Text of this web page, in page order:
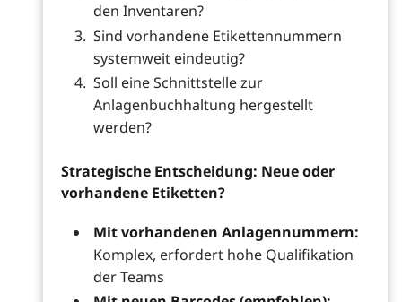
den Inventaren?
Sind vorhandene Etikettennummern
systemweit eindeutig?
Soll eine Schnittstelle zur
Anlagenbuchhaltung hergestellt
werden?
Strategische Entscheidung: Neue oder
vorhandene Etiketten?
Mit vorhandenen Anlagennummern:
Komplex, erfordert hohe Qualifikation
der Teams